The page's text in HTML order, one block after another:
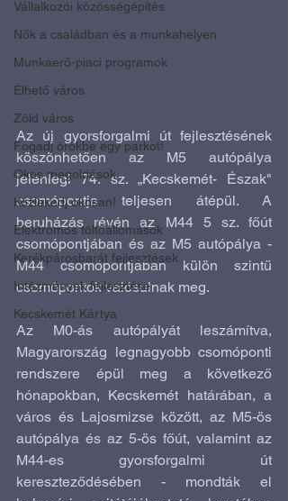
Vállalkozói közösségépítés
Nők a családban és a munkahelyen
Munkaerő-piaci programok
Élhető város
Zöld város
Fogadj örökbe egy parkot!
Okos megoldások
Közlekedj okosan!
Elektromos töltőállomások
Kerékpárosbarát fejlesztések
Intézmények fejlesztése
Kecskemét Kártya
Az új gyorsforgalmi út fejlesztésének
köszönhetően az M5 autópálya
jelenlegi 74. sz. „Kecskemét- Észak"
csomópontja teljesen átépül. A
beruházás révén az M44 5 sz. főút
csomópontjában és az M5 autópálya -
M44 csomópontjában külön szintű
csomópontok valósulnak meg.
Az M0-ás autópályát leszámítva,
Magyarország legnagyobb csomóponti
rendszere épül meg a következő
hónapokban, Kecskemét határában, a
város és Lajosmizse között, az M5-ös
autópálya és az 5-ös főút, valamint az
M44-es gyorsforgalmi út
kereszteződésében - mondták el